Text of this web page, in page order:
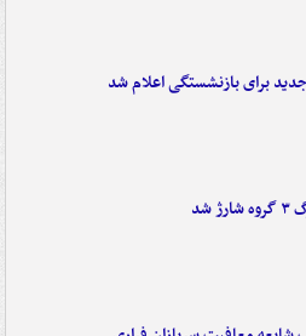
برای بازنشستگی اعلام شد
شد